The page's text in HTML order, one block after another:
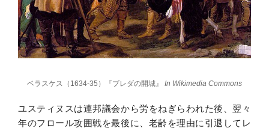
ベラスケス（1634-35）『ブレダの開城』 In Wikimedia Commons
ユスティヌスは連邦議会から労をねぎらわれた後、翌々
年のフロール攻囲戦を最後に、老齢を理由に引退してレ